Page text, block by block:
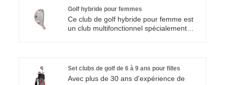
Golf hybride pour femmes
Ce club de golf hybride pour femme est
un club multifonctionnel spécialement
frapper, incapables de soulever la balle et
le driver est difficile à contrôler. Ce club
hybride est conçu pour combler cette
Set clubs de golf de 6 à 9 ans pour filles
Avec plus de 30 ans d'expérience de